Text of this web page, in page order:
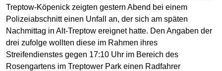
Treptow-Köpenick zeigten gestern Abend bei einem
Polizeiabschnitt einen Unfall an, der sich am späten
Nachmittag in Alt-Treptow ereignet hatte. Den Angaben der
drei zufolge wollten diese im Rahmen ihres
Streifendienstes gegen 17:10 Uhr im Bereich des
Rosengartens im Treptower Park einen Radfahrer